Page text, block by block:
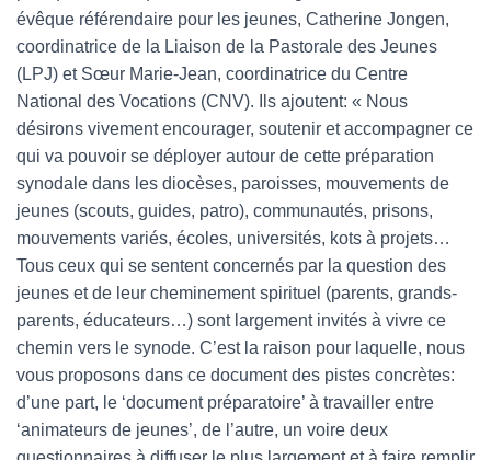
évêque référendaire pour les jeunes, Catherine Jongen,
coordinatrice de la Liaison de la Pastorale des Jeunes
(LPJ) et Sœur Marie-Jean, coordinatrice du Centre
National des Vocations (CNV). Ils ajoutent: « Nous
désirons vivement encourager, soutenir et accompagner ce
qui va pouvoir se déployer autour de cette préparation
synodale dans les diocèses, paroisses, mouvements de
jeunes (scouts, guides, patro), communautés, prisons,
mouvements variés, écoles, universités, kots à projets…
Tous ceux qui se sentent concernés par la question des
jeunes et de leur cheminement spirituel (parents, grands-
parents, éducateurs…) sont largement invités à vivre ce
chemin vers le synode. C’est la raison pour laquelle, nous
vous proposons dans ce document des pistes concrètes:
d’une part, le ‘document préparatoire’ à travailler entre
‘animateurs de jeunes’, de l’autre, un voire deux